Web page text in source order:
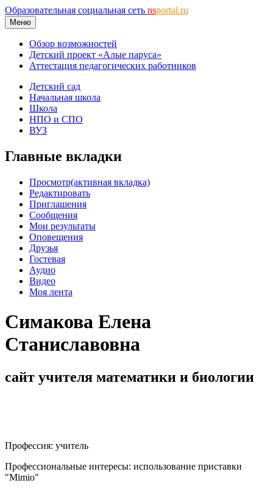
Образовательная социальная сеть nsportal.ru
Меню
Обзор возможностей
Детский проект «Алые паруса»
Аттестация педагогических работников
Детский сад
Начальная школа
Школа
НПО и СПО
ВУЗ
Главные вкладки
Просмотр(активная вкладка)
Редактировать
Приглашения
Сообщения
Мои результаты
Оповещения
Друзья
Гостевая
Аудио
Видео
Моя лента
Симакова Елена
Станиславовна
сайт учителя математики и биологии
Профессия: учитель
Профессиональные интересы: использование приставки
"Mimio"